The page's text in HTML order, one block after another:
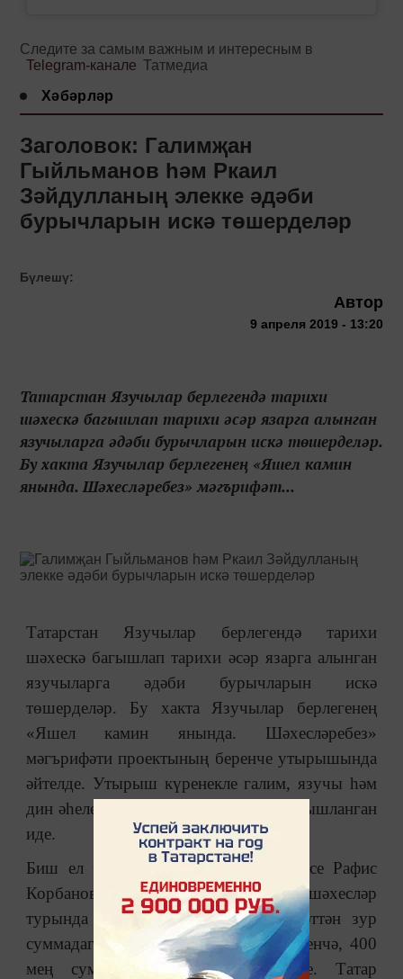
Следите за самым важным и интересным в
Telegram-канале Татмедиа
Хәбәрләр
Заголовок: Галимҗан
Гыйльманов һәм Ркаил
Зәйдулланың элекке әдәби
бурычларын искә төшерделәр
Бүлешү:
Автор
9 апреля 2019 - 13:20
Татарстан Язучылар берлегендә тарихи
шәхескә багышлап тарихи әсәр язарга алынган
язучыларга әдәби бурычларын искә төшерделәр.
Бу хакта Язучылар берлегенең «Яшел камин
янында. Шәхесләребез» мәгърифәт...
Татарстан Язучылар берлегендә тарихи
шәхескә багышлап тарихи әсәр язарга алынган
язучыларга әдәби бурычларын искә
төшерделәр. Бу хакта Язучылар берлегенең
«Яшел камин янында. Шәхесләребез»
мәгърифәти проектының беренче утырышында
әйтелде. Утырыш күренекле галим, язучы һәм
дин әһеле Ризаэтдин Фәхретдингә багышланган
иде.
Биш ел элек, Язучылар берлеге рәисе Рафис
Корбанов булган вакытта, тарихи шәхесләр
турында китаплар язучыларга дәүләттән зур
суммадагы (язучыларның берсе әйтүенчә, 400
мең сум) грантлар бирелгән иде. Татар